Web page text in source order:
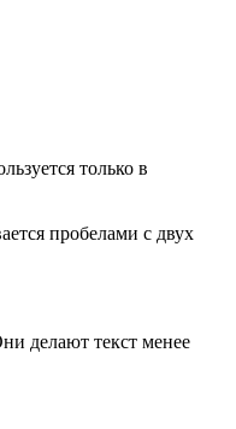
только в
пробелами с двух
делают текст менее